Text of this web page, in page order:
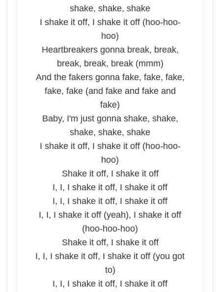
shake, shake, shake
I shake it off, I shake it off (hoo-hoo-
hoo)
Heartbreakers gonna break, break,
break, break, break (mmm)
And the fakers gonna fake, fake, fake,
fake, fake (and fake and fake and
fake)
Baby, I'm just gonna shake, shake,
shake, shake, shake
I shake it off, I shake it off (hoo-hoo-
hoo)
Shake it off, I shake it off
I, I, I shake it off, I shake it off
I, I, I shake it off, I shake it off
I, I, I shake it off (yeah), I shake it off
(hoo-hoo-hoo)
Shake it off, I shake it off
I, I, I shake it off, I shake it off (you got
to)
I, I, I shake it off, I shake it off